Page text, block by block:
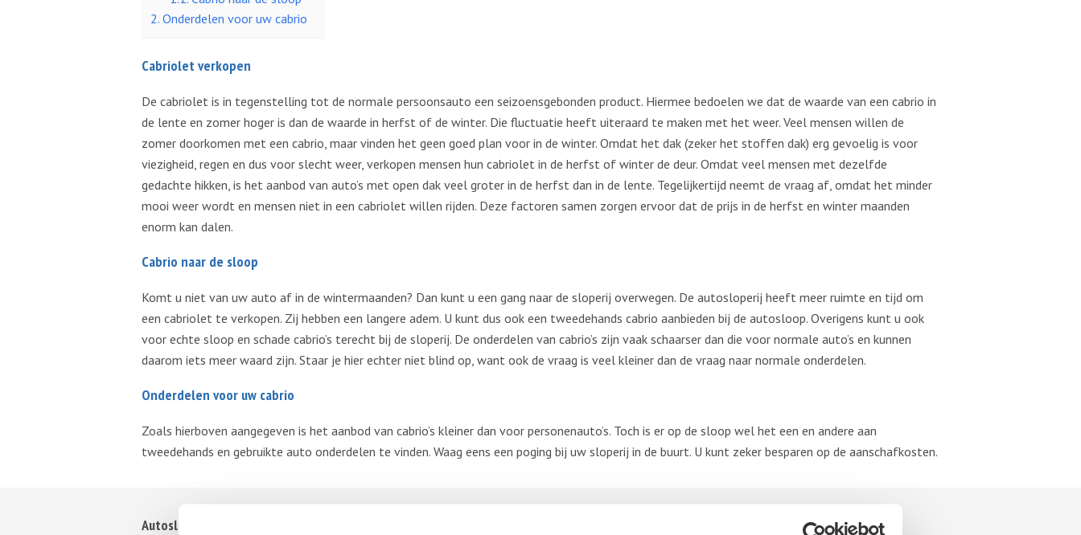
Onderdelen voor uw cabrio
Cabriolet verkopen
De cabriolet is in tegenstelling tot de normale persoonsauto een seizoensgebonden product. Hiermee bedoelen we dat de waarde van een cabrio in
de lente en zomer hoger is dan de waarde in herfst of de winter. Die fluctuatie heeft uiteraard te maken met het weer. Veel mensen willen de
zomer doorkomen met een cabrio, maar vinden het geen goed plan voor in de winter. Omdat het dak (zeker het stoffen dak) erg gevoelig is voor
viezigheid, regen en dus voor slecht weer, verkopen mensen hun cabriolet in de herfst of winter de deur. Omdat veel mensen met dezelfde
gedachte hikken, is het aanbod van auto’s met open dak veel groter in de herfst dan in de lente. Tegelijkertijd neemt de vraag af, omdat het minder
mooi weer wordt en mensen niet in een cabriolet willen rijden. Deze factoren samen zorgen ervoor dat de prijs in de herfst en winter maanden
enorm kan dalen.
Cabrio naar de sloop
Komt u niet van uw auto af in de wintermaanden? Dan kunt u een gang naar de sloperij overwegen. De autosloperij heeft meer ruimte en tijd om
een cabriolet te verkopen. Zij hebben een langere adem. U kunt dus ook een tweedehands cabrio aanbieden bij de autosloop. Overigens kunt u ook
voor echte sloop en schade cabrio’s terecht bij de sloperij. De onderdelen van cabrio’s zijn vaak schaarser dan die voor normale auto’s en kunnen
daarom iets meer waard zijn. Staar je hier echter niet blind op, want ook de vraag is veel kleiner dan de vraag naar normale onderdelen.
Onderdelen voor uw cabrio
Zoals hierboven aangegeven is het aanbod van cabrio’s kleiner dan voor personenauto’s. Toch is er op de sloop wel het een en andere aan
tweedehands en gebruikte auto onderdelen te vinden. Waag eens een poging bij uw sloperij in de buurt. U kunt zeker besparen op de aanschafkosten.
Autosloperij informatie